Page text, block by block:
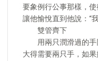
要象例行公事那樣，
讓他愉悅直到他說：“
雙管齊下
用兩只潤滑過的手
大得需要兩只手，如